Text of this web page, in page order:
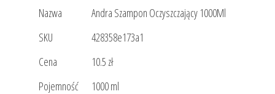
Nazwa
Andra Szampon Oczyszczający 1000Ml
SKU
428358e173a1
Cena
10.5 zł
Pojemność
1000 ml